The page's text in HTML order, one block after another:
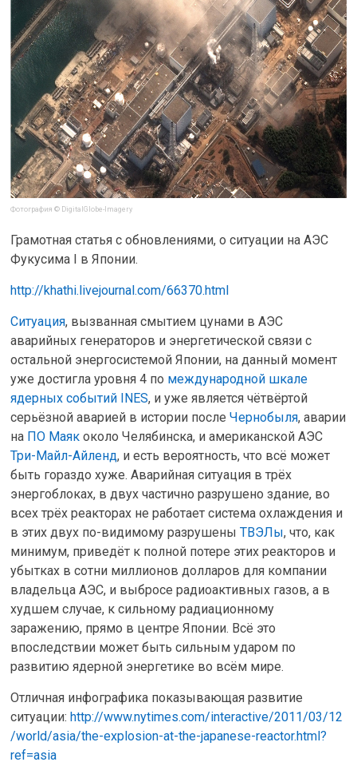
Фотография © DigitalGlobe-Imagery
Грамотная статья с обновлениями, о ситуации на АЭС
Фукусима I в Японии.
http://khathi.livejournal.com/66370.html
Ситуация, вызванная смытием цунами в АЭС
аварийных генераторов и энергетической связи с
остальной энергосистемой Японии, на данный момент
уже достигла уровня 4 по международной шкале
ядерных событий INES, и уже является чётвёртой
серьёзной аварией в истории послеЧернобыля, аварии
на ПО Маяк около Челябинска, и американской АЭС
Три-Майл-Айленд, и есть вероятность, что всё может
быть гораздо хуже. Аварийная ситуация в трёх
энергоблоках, в двух частично разрушено здание, во
всех трёх реакторах не работает система охлаждения и
в этих двух по-видимому разрушены ТВЭЛы, что, как
минимум, приведёт к полной потере этих реакторов и
убытках в сотни миллионов долларов для компании
владельца АЭС, и выбросе радиоактивных газов, а в
худшем случае, к сильному радиационному
заражению, прямо в центре Японии. Всё это
впоследствии может быть сильным ударом по
развитию ядерной энергетике во всём мире.
Отличная инфографика показывающая развитие
ситуации:http://www.nytimes.com/interactive/2011/03/12
/world/asia/the-explosion-at-the-japanese-reactor.html?
ref=asia